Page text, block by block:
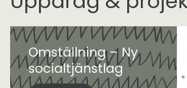
Omställning – Ny
socialtjänstlag